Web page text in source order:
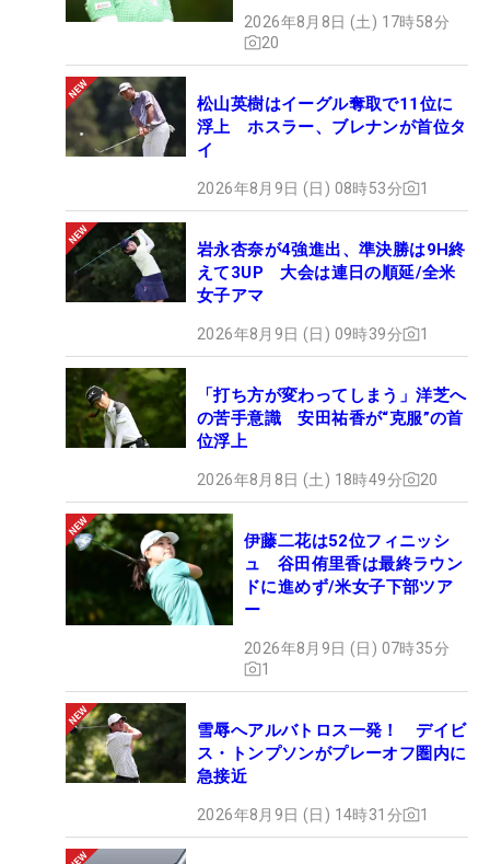
2026年8月8日 (土) 17時58分
20
松山英樹はイーグル奪取で11位に
浮上 ホスラー、ブレナンが首位タ
イ
2026年8月9日 (日) 08時53分 1
岩永杏奈が4強進出、準決勝は9H終
えて3UP 大会は連日の順延/全米
女子アマ
2026年8月9日 (日) 09時39分 1
「打ち方が変わってしまう」洋芝へ
の苦手意識 安田祐香が“克服”の首
位浮上
2026年8月8日 (土) 18時49分 20
伊藤二花は52位フィニッシ
ュ 谷田侑里香は最終ラウン
ドに進めず/米女子下部ツア
ー
2026年8月9日 (日) 07時35分
1
雪辱へアルバトロス一発！ デイビ
ス・トンプソンがプレーオフ圏内に
急接近
2026年8月9日 (日) 14時31分 1